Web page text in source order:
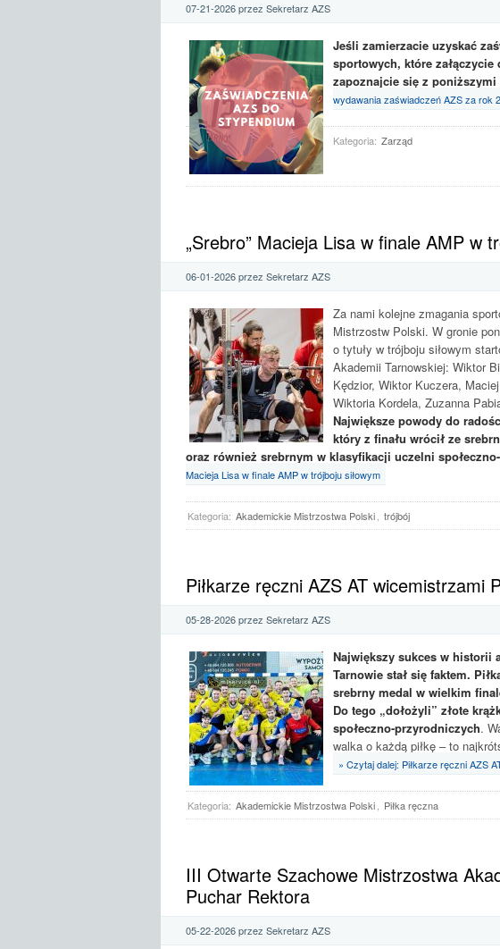
07-21-2026 przez Sekretarz AZS
Jeśli zamierzacie uzyskać
sportowych, które
zapoznajcie się z
wydawania zaświadczeń AZS za rok
Kategoria: Zarząd
„Srebro” Macieja Lisa w finale AMP w
06-01-2026 przez Sekretarz AZS
Za nami kolejne zmagania
Mistrzostw Polski. W gronie
o tytuły w trójboju siłowym
Akademii Tarnowskiej: Wiktor
Kędzior, Wiktor Kuczera,
Wiktoria Kordela, Zuzanna
Największe powody do
który z finału wrócił ze
oraz również srebrnym w klasyfikacji uczelni
Macieja Lisa w finale AMP w trójboju siłowym
Kategoria: Akademickie Mistrzostwa Polski trójbój
Piłkarze ręczni AZS AT wicemistrzami
05-28-2026 przez Sekretarz AZS
Największy sukces w historii
Tarnowie stał się faktem.
srebrny medal w wielkim
Do tego „dołożyli” złote
społeczno-przyrodniczych.
walka o każdą piłkę – to
» Czytaj dalej: Piłkarze ręczni AZS
Kategoria: Akademickie Mistrzostwa Polski Piłka ręczna
III Otwarte Szachowe Mistrzostwa
Puchar Rektora
05-22-2026 przez Sekretarz AZS